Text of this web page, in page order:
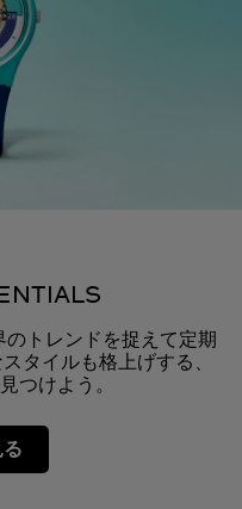
トレンドを捉えて定期
タイルも格上げする、
つけよう。